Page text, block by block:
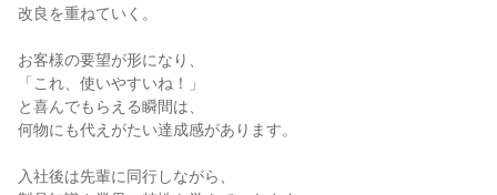
改良を重ねていく。
お客様の要望が形になり、
「これ、使いやすいね！」
と喜んでもらえる瞬間は、
何物にも代えがたい達成感があります。
入社後は先輩に同行しながら、